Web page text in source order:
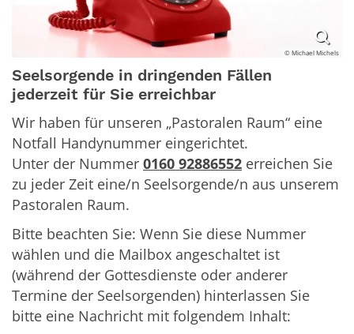
© Michael Michels
Seelsorgende in dringenden Fällen
jederzeit für Sie erreichbar
Wir haben für unseren „Pastoralen Raum“ eine
Notfall Handynummer eingerichtet.
Unter der Nummer 0160 92886552 erreichen Sie
zu jeder Zeit eine/n Seelsorgende/n aus unserem
Pastoralen Raum.
Bitte beachten Sie: Wenn Sie diese Nummer
wählen und die Mailbox angeschaltet ist
(während der Gottesdienste oder anderer
Termine der Seelsorgenden) hinterlassen Sie
bitte eine Nachricht mit folgendem Inhalt: